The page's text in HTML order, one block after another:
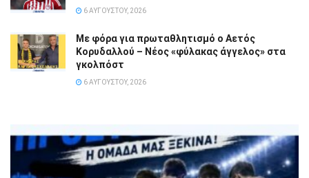
6 ΑΥΓΟΎΣΤΟΥ, 2026
Με φόρα για πρωταθλητισμό ο Αετός
Κορυδαλλού – Νέος «φύλακας άγγελος» στα
γκολπόστ
6 ΑΥΓΟΎΣΤΟΥ, 2026